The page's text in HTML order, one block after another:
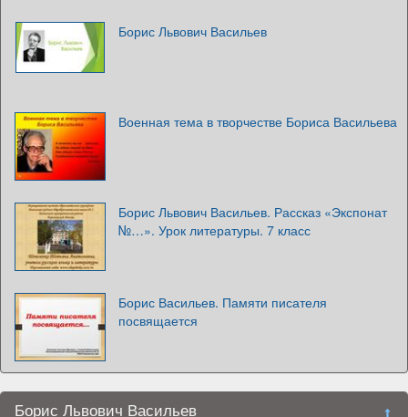
Борис Львович Васильев
Военная тема в творчестве Бориса Васильева
Борис Львович Васильев. Рассказ «Экспонат
№…». Урок литературы. 7 класс
Борис Васильев. Памяти писателя
посвящается
Борис Львович Васильев